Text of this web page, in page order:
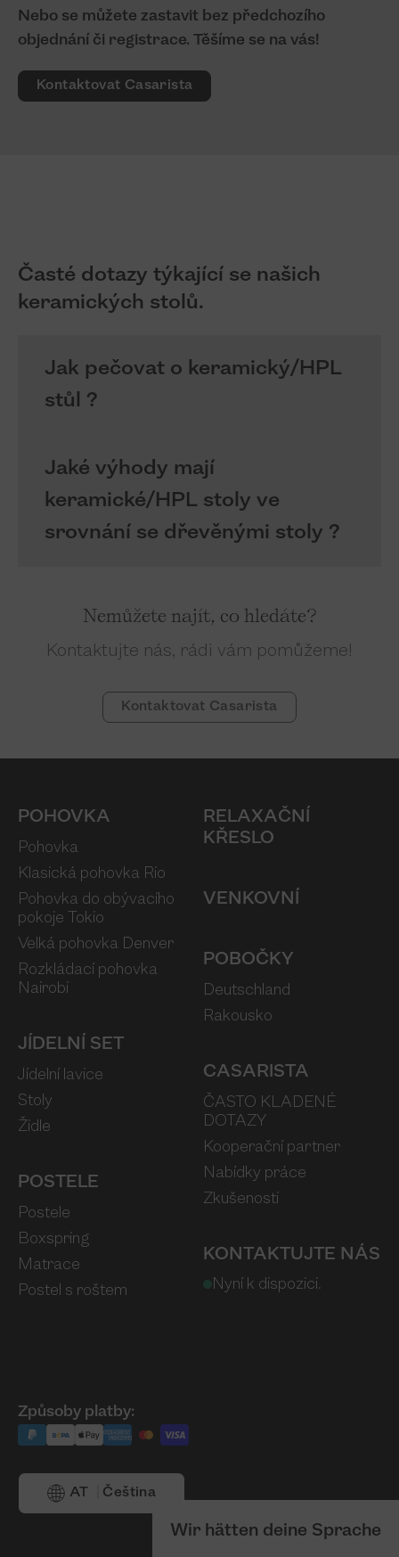
Nebo se můžete zastavit bez předchozího
objednání či registrace. Těšíme se na vás!
Kontaktovat Casarista
Časté dotazy týkající se našich
keramických stolů.
Jak pečovat o keramický/HPL
stůl ?
Jaké výhody mají
keramické/HPL stoly ve
srovnání se dřevěnými stoly ?
Nemůžete najít, co hledáte?
Kontaktujte nás, rádi vám pomůžeme!
Kontaktovat Casarista
POHOVKA
Pohovka
Klasická pohovka Rio
Pohovka do obývacího
pokoje Tokio
Velká pohovka Denver
Rozkládací pohovka
Nairobi
JÍDELNÍ SET
Jídelní lavice
Stoly
Židle
POSTELE
Postele
Boxspring
Matrace
Postel s roštem
RELAXAČNÍ
KŘESLO
VENKOVNÍ
POBOČKY
Deutschland
Rakousko
CASARISTA
ČASTO KLADENÉ
DOTAZY
Kooperační partner
Nabídky práce
Zkušenosti
KONTAKTUJTE NÁS
Nyní k dispozici.
Způsoby platby:
AT Čeština
Wir hätten deine Sprache